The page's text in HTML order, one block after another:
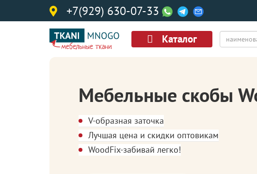
+7(929) 630-07-33
Каталог
Мебельные скобы
V-образная заточка
Лучшая цена и скидки оптовикам
WoodFix-забивай легко!